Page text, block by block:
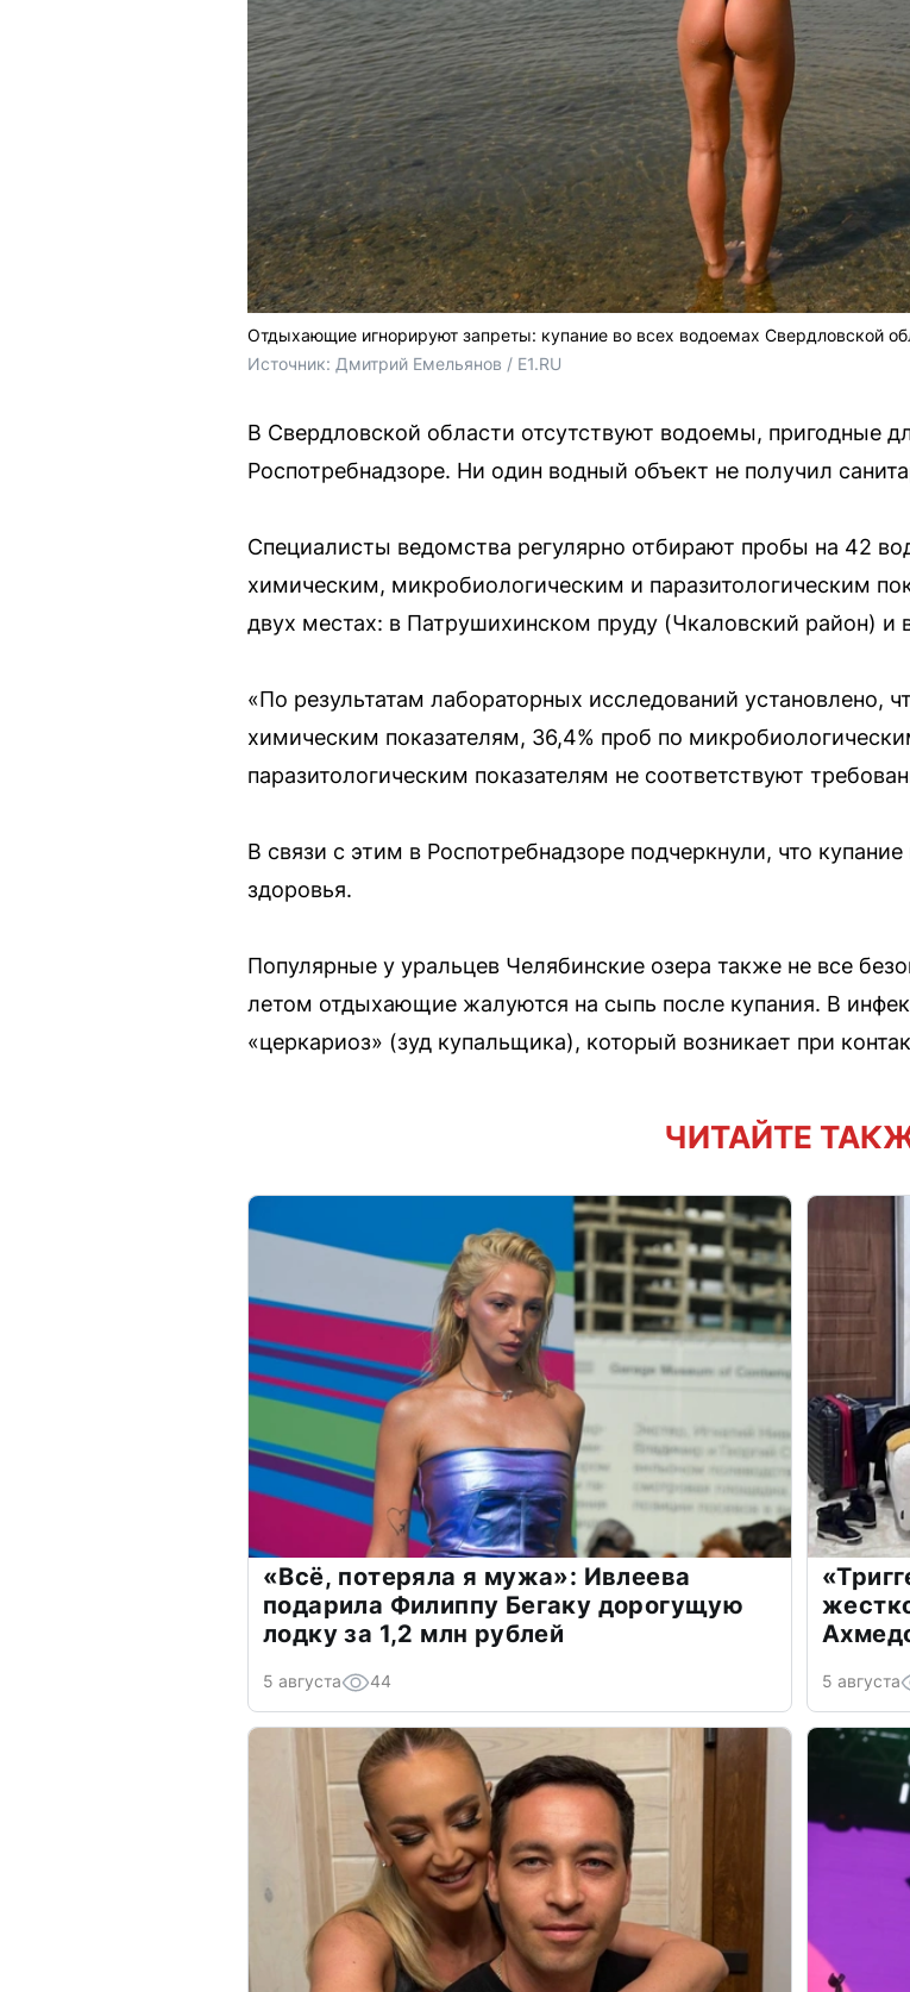
Отдыхающие игнорируют запреты: купание во всех водоемах Свердловской
Источник: Дмитрий Емельянов / E1.RU
В Свердловской области отсутствуют водоемы, пригодные
Роспотребнадзоре. Ни один водный объект не получил
Специалисты ведомства регулярно отбирают пробы на 42
химическим, микробиологическим и паразитологическим
двух местах: в Патрушихинском пруду (Чкаловский район) и
«По результатам лабораторных исследований установлено,
химическим показателям, 36,4% проб по
паразитологическим показателям не соответствуют
В связи с этим в Роспотребнадзоре подчеркнули, что
здоровья.
Популярные у уральцев Челябинские озера также не все
летом отдыхающие жалуются на сыпь после купания. В
«церкариоз» (зуд купальщика), который возникает при
ЧИТАЙТЕ
«Всё, потеряла я мужа»: Ивлеева
подарила Филиппу Бегаку дорогущую
лодку за 1,2 млн рублей
5 августа 44 5 августа